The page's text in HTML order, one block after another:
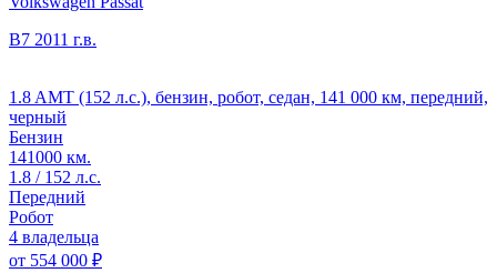
B7 2011 г.в.
1.8 AMT (152 л.с.), бензин, робот, седан, 141 000 км, передний,
черный
Бензин
141000 км.
1.8 / 152 л.с.
Передний
Робот
4 владельца
от 554 000 ₽